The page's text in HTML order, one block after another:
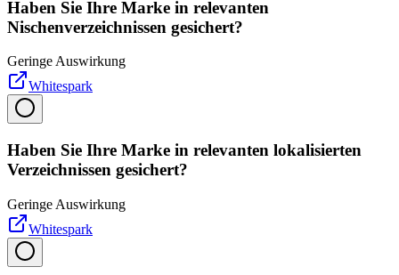
Haben Sie Ihre Marke in relevanten
Nischenverzeichnissen gesichert?
Geringe Auswirkung
Whitespark
Haben Sie Ihre Marke in relevanten lokalisierten
Verzeichnissen gesichert?
Geringe Auswirkung
Whitespark